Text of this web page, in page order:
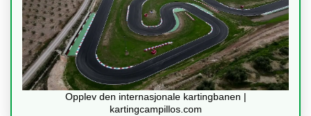
Opplev den internasjonale kartingbanen |
kartingcampillos.com